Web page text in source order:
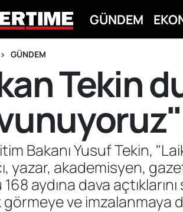
GÜNDEM
GÜNDEM
Tekin
Bakanı Yusuf Tekin,
yazar, akademisyen,
aydına dava
ve imzalanmaya
Haritası
ve Fikstür